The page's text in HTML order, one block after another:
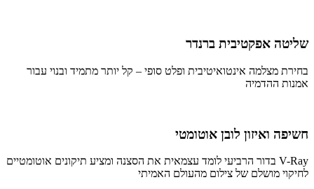
שליטה אפקטיבית ברנדר
בחירת מצלמה אינטואיטיבית ופלט סופי – קל יותר מתמיד ובנוי עבור
אמנות ההדמיה
חשיפה ואיזון לובן אוטומטי
V-Ray בדור הרביעי לומד עצמאית את הסצנה ומציע תיקונים אוטומטיים
לחיקוי מושלם של צילום מהעולם האמיתי